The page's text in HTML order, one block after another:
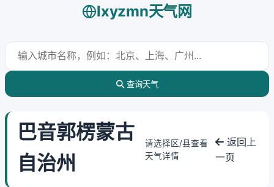
lxyzmn天气网
查询天气
巴音郭楞蒙古
自治州
请选择区/县查看
天气详情
返回上
一页